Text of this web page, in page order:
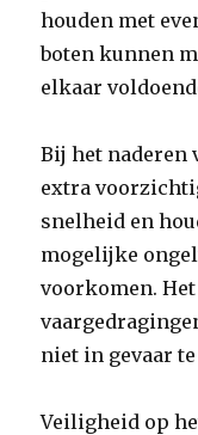
houden met
boten kunnen
elkaar
Bij het naderen
extra
snelheid en
mogelijke
voorkomen.
niet in gevaar
Veiligheid op